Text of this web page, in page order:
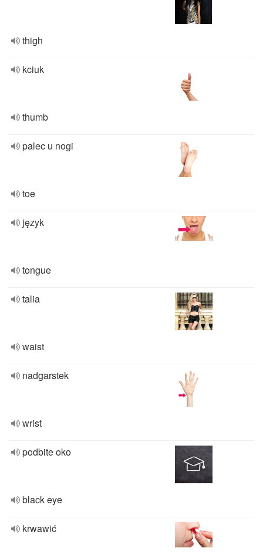
thigh
kciuk
thumb
palec u nogi
toe
język
tongue
talia
waist
nadgarstek
wrist
podbite oko
black eye
krwawić